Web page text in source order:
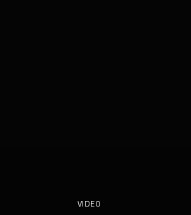
VIDEO